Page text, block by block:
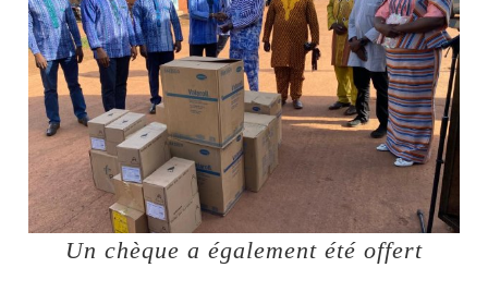
Un chèque a également été offert